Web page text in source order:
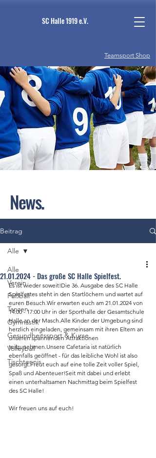
SC Halle 1919 e.V.
Teamsport Shop
News.
Beitrag
Alle
Verein
Fußball
Tanzen
Gymnastik
Gesundheitssport & Kurse
Volleyball
Tischtennis
Alle
21.01.2024 - Das große SC Halle Spielfest.
Es ist wieder soweit!Die 36. Ausgabe des SC Halle
Spielfestes steht in den Startlöchern und wartet auf
euren Besuch.Wir erwarten euch am 21.01.2024 von
14:00 - 17:00 Uhr in der Sporthalle der Gesamtschule
Halle an der Masch.Alle Kinder der Umgebung sind
herzlich eingeladen, gemeinsam mit ihren Eltern an
unseren spannenden Attraktionen
teilzunehmen.Unsere Cafetaria ist natürlich
ebenfalls geöffnet - für das leibliche Wohl ist also
gesorgt.Freut euch auf eine tolle Zeit voller Spiel,
Spaß und Abenteuer!Seit mit dabei und erlebt
einen unterhaltsamen Nachmittag beim Spielfest
des SC Halle!
Wir freuen uns auf euch!